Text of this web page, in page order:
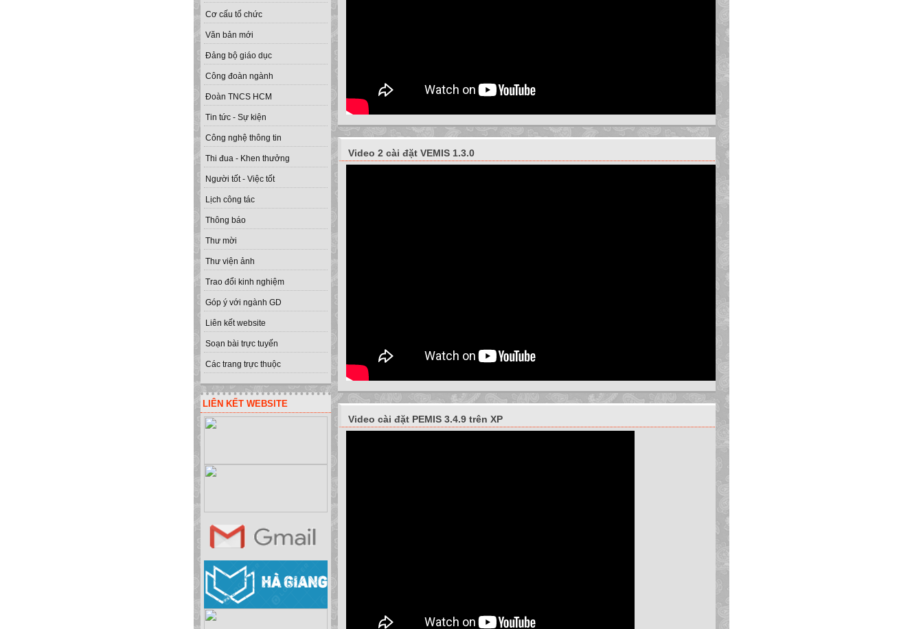
Cơ cấu tổ chức
Văn bản mới
Đảng bộ giáo dục
Công đoàn ngành
Đoàn TNCS HCM
Tin tức - Sự kiện
Công nghệ thông tin
Thi đua - Khen thưởng
Người tốt - Việc tốt
Lịch công tác
Thông báo
Thư mời
Thư viện ảnh
Trao đổi kinh nghiệm
Góp ý với ngành GD
Liên kết website
Soạn bài trực tuyến
Các trang trực thuộc
LIÊN KẾT WEBSITE
Video 2 cài đặt VEMIS 1.3.0
Video cài đặt PEMIS 3.4.9 trên XP